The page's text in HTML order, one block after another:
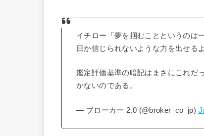
イチロー「夢を掴むことというのは
日か信じられないような力を出せる
鑑定評価基準の暗記はまさにこれだ
かないのである。
— ブローカー 2.0 (@broker_co_jp)